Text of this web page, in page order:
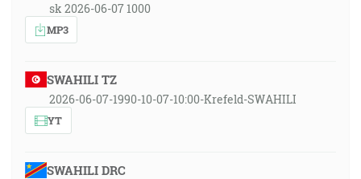
sk 2026-06-07 1000
MP3
SWAHILI TZ
2026-06-07-1990-10-07-10:00-Krefeld-SWAHILI
YT
SWAHILI DRC